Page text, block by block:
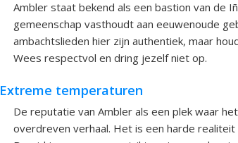
Ambler staat bekend als een bastion van de
gemeenschap vasthoudt aan eeuwenoude
ambachtslieden hier zijn authentiek, maar
Wees respectvol en dring jezelf niet op.
Extreme temperaturen
De reputatie van Ambler als een plek waar
overdreven verhaal. Het is een harde